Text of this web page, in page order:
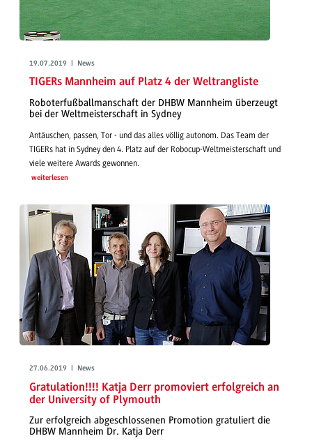
19.07.2019 | News
TIGERs Mannheim auf Platz 4 der Weltrangliste
Roboterfußballmanschaft der DHBW Mannheim überzeugt
bei der Weltmeisterschaft in Sydney
Antäuschen, passen, Tor - und das alles völlig autonom. Das Team der
TIGERs hat in Sydney den 4. Platz auf der Robocup-Weltmeisterschaft und
viele weitere Awards gewonnen.
weiterlesen
27.06.2019 | News
Gratulation!!!! Katja Derr promoviert erfolgreich an
der University of Plymouth
Zur erfolgreich abgeschlossenen Promotion gratuliert die
DHBW Mannheim Dr. Katja Derr